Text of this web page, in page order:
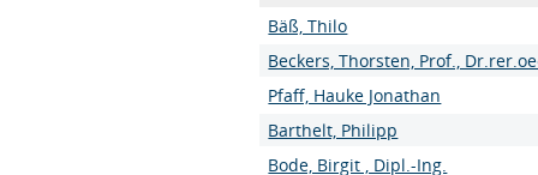
Bäß, Thilo
Beckers, Thorsten, Prof.,
Pfaff, Hauke Jonathan
Barthelt, Philipp
Bode, Birgit , Dipl.-Ing.